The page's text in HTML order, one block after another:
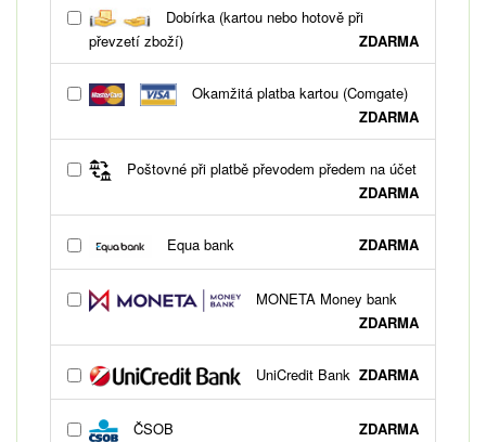
Dobírka (kartou nebo hotově při
převzetí zboží)
ZDARMA
Okamžitá platba kartou (Comgate)
ZDARMA
Poštovné při platbě převodem předem na účet
ZDARMA
Equa bank ZDARMA
MONETA Money bank
ZDARMA
UniCredit Bank ZDARMA
ČSOB ZDARMA